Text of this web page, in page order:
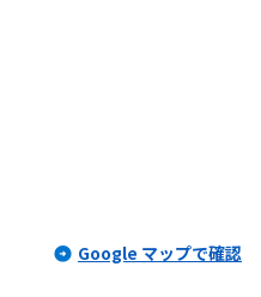
Google マップで確認